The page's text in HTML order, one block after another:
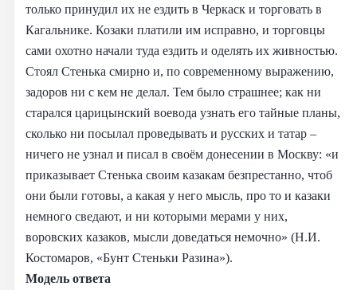
только принудил их не ездить в Черкаск и торговать в
Кагальнике. Козаки платили им исправно, и торговцы
сами охотно начали туда ездить и оделять их живностью.
Стоял Стенька смирно и, по современному выражению,
задоров ни с кем не делал. Тем было страшнее; как ни
старался царицынский воевода узнать его тайные планы,
сколько ни посылал проведывать и русских и татар –
ничего не узнал и писал в своём донесении в Москву: «и
приказывает Стенька своим казакам безпрестанно, чтоб
они были готовы, а какая у него мысль, про то и казаки
немного сведают, и ни которыми мерами у них,
воровских казаков, мысли доведаться немочно» (Н.И.
Костомаров, «Бунт Стеньки Разина»).
Модель ответа